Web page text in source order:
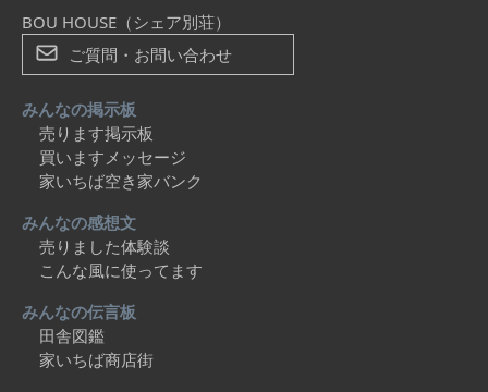
BOU HOUSE（シェア別荘）
ご質問・お問い合わせ
みんなの掲示板
売ります掲示板
買いますメッセージ
家いちば空き家バンク
みんなの感想文
売りました体験談
こんな風に使ってます
みんなの伝言板
田舎図鑑
家いちば商店街